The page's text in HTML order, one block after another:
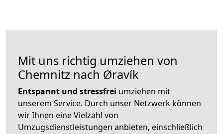
Mit uns richtig umziehen von
Chemnitz nach Øravík
Entspannt und stressfrei umziehen mit
unserem Service. Durch unser Netzwerk können
wir Ihnen eine Vielzahl von
Umzugsdienstleistungen anbieten, einschließlich